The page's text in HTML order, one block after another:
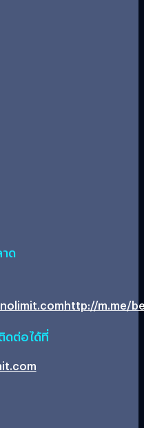
ด
http://m.me/
ดต่อได้ที่